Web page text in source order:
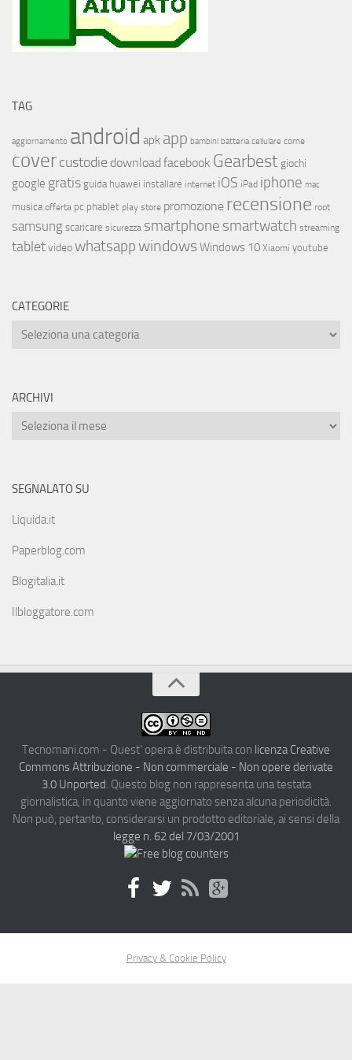
TAG
aggiornamento android apk app bambini batteria cellulare come
covercustodie download facebook Gearbest giochi
google gratis guida huawei installare internet iOS iPad iphone mac
musica offerta pc phablet play store promozione recensione root
samsungscaricare sicurezza smartphone smartwatch streaming
tabletvideowhatsappwindowsWindows 10 Xiaomi youtube
CATEGORIE
ARCHIVI
SEGNALATO SU
Liquida.it
Paperblog.com
Blogitalia.it
Ilbloggatore.com
Tecnomani.com - Quest' opera è distribuita con licenza Creative
Commons Attribuzione - Non commerciale - Non opere derivate
3.0 Unported. Questo blog non rappresenta una testata
giornalistica, in quanto viene aggiornato senza alcuna periodicità.
Non può, pertanto, considerarsi un prodotto editoriale, ai sensi della
legge n. 62 del 7/03/2001
Privacy & Cookie Policy